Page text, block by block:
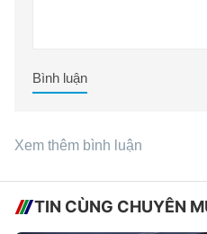
Bình luận
Xem thêm bình luận
TIN CÙNG CHUYÊN